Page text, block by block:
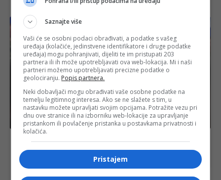
nastavlja do kraja uprkos nestašici
Izdvojeno
Izraelski obavještajci tvrde: JD Vance je Erdoganu
Saznajte više
Vaši će se osobni podaci obrađivati, a podatke s vašeg
uređaja (kolačiće, jedinstvene identifikatore i druge podatke
uređaja) mogu pohranjivati, dijeliti te im pristupati 203
partnera ili ih može upotrebljavati ova web-lokacija. Mi i naši
partneri možemo upotrebljavati precizne podatke o
geolociranju. Popis partnera.
Neki dobavljači mogu obrađivati vaše osobne podatke na
temelju legitimnog interesa. Ako se ne slažete s tim, u
nastavku možete upravljati svojim opcijama. Potražite vezu pri
dnu ove stranice ili na izborniku web-lokacije za upravljanje
pristankom ili povlačenje pristanka u postavkama privatnosti i
kolačića.
Pristajem